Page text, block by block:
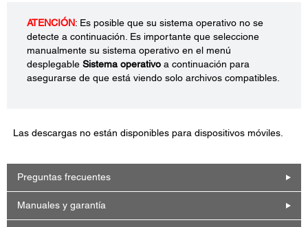
ATENCIÓN: Es posible que su sistema operativo no se
detecte a continuación. Es importante que seleccione
manualmente su sistema operativo en el menú
desplegable Sistema operativo a continuación para
asegurarse de que está viendo solo archivos compatibles.
Las descargas no están disponibles para dispositivos móviles.
Preguntas frecuentes
Manuales y garantía